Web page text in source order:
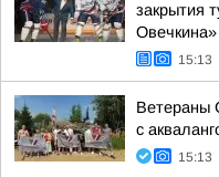
закрытия
Овечкина»
15:13
Ветераны
с
15:13